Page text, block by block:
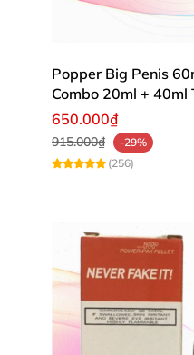
Popper Big Penis
Combo 20ml + 40ml
Cho Top & Bot
650.000₫
915.000₫
-29%
(256)